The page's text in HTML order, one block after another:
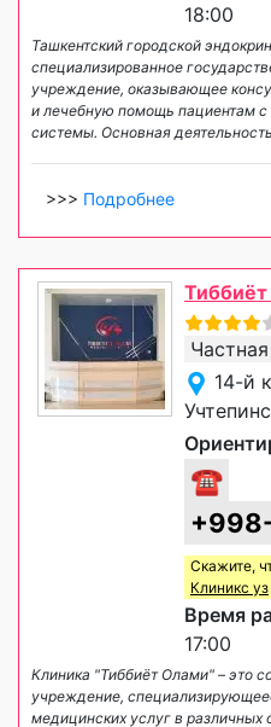
18:00
Ташкентский городской
специализированное
учреждение, оказывающее
и лечебную помощь пациентам
системы. Основная
>>> Подробнее
14-й
☎
Скажите,
Клиникс уз
Время
17:00
Клиника "Тиббиёт Олами" – это
учреждение,
медицинских услуг в различных